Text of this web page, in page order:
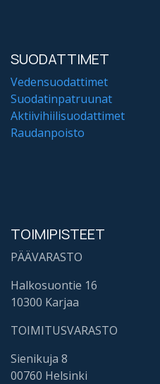
SUODATTIMET
Vedensuodattimet
Suodatinpatruunat
Aktiivihiilisuodattimet
Raudanpoisto
TOIMIPISTEET
PÄÄVARASTO
Halkosuontie 16
10300 Karjaa
TOIMITUSVARASTO
Sienikuja 8
00760 Helsinki